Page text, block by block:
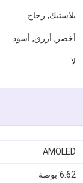
بلاستيك, زجاج
أخضر, أزرق, أسود
لا
AMOLED
6.62 بوصة